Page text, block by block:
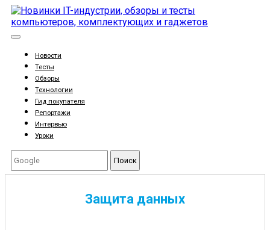
Новости
Тесты
Обзоры
Технологии
Гид покупателя
Репортажи
Интервью
Уроки
Поиск
Защита данных